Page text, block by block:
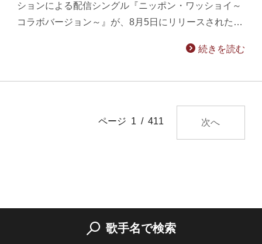
ションによる配信シングル『ニッポン・ワッショイ～
コラボバージョン～』が、8月5日にリリースされた…
続きを読む
ページ 1 / 411 次へ
歌手名で検索